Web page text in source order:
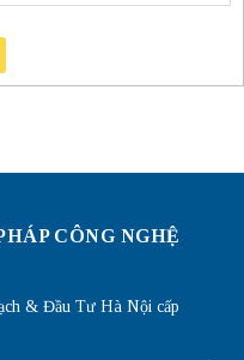
CÔNG NGHỆ
& Đầu Tư Hà Nội cấp